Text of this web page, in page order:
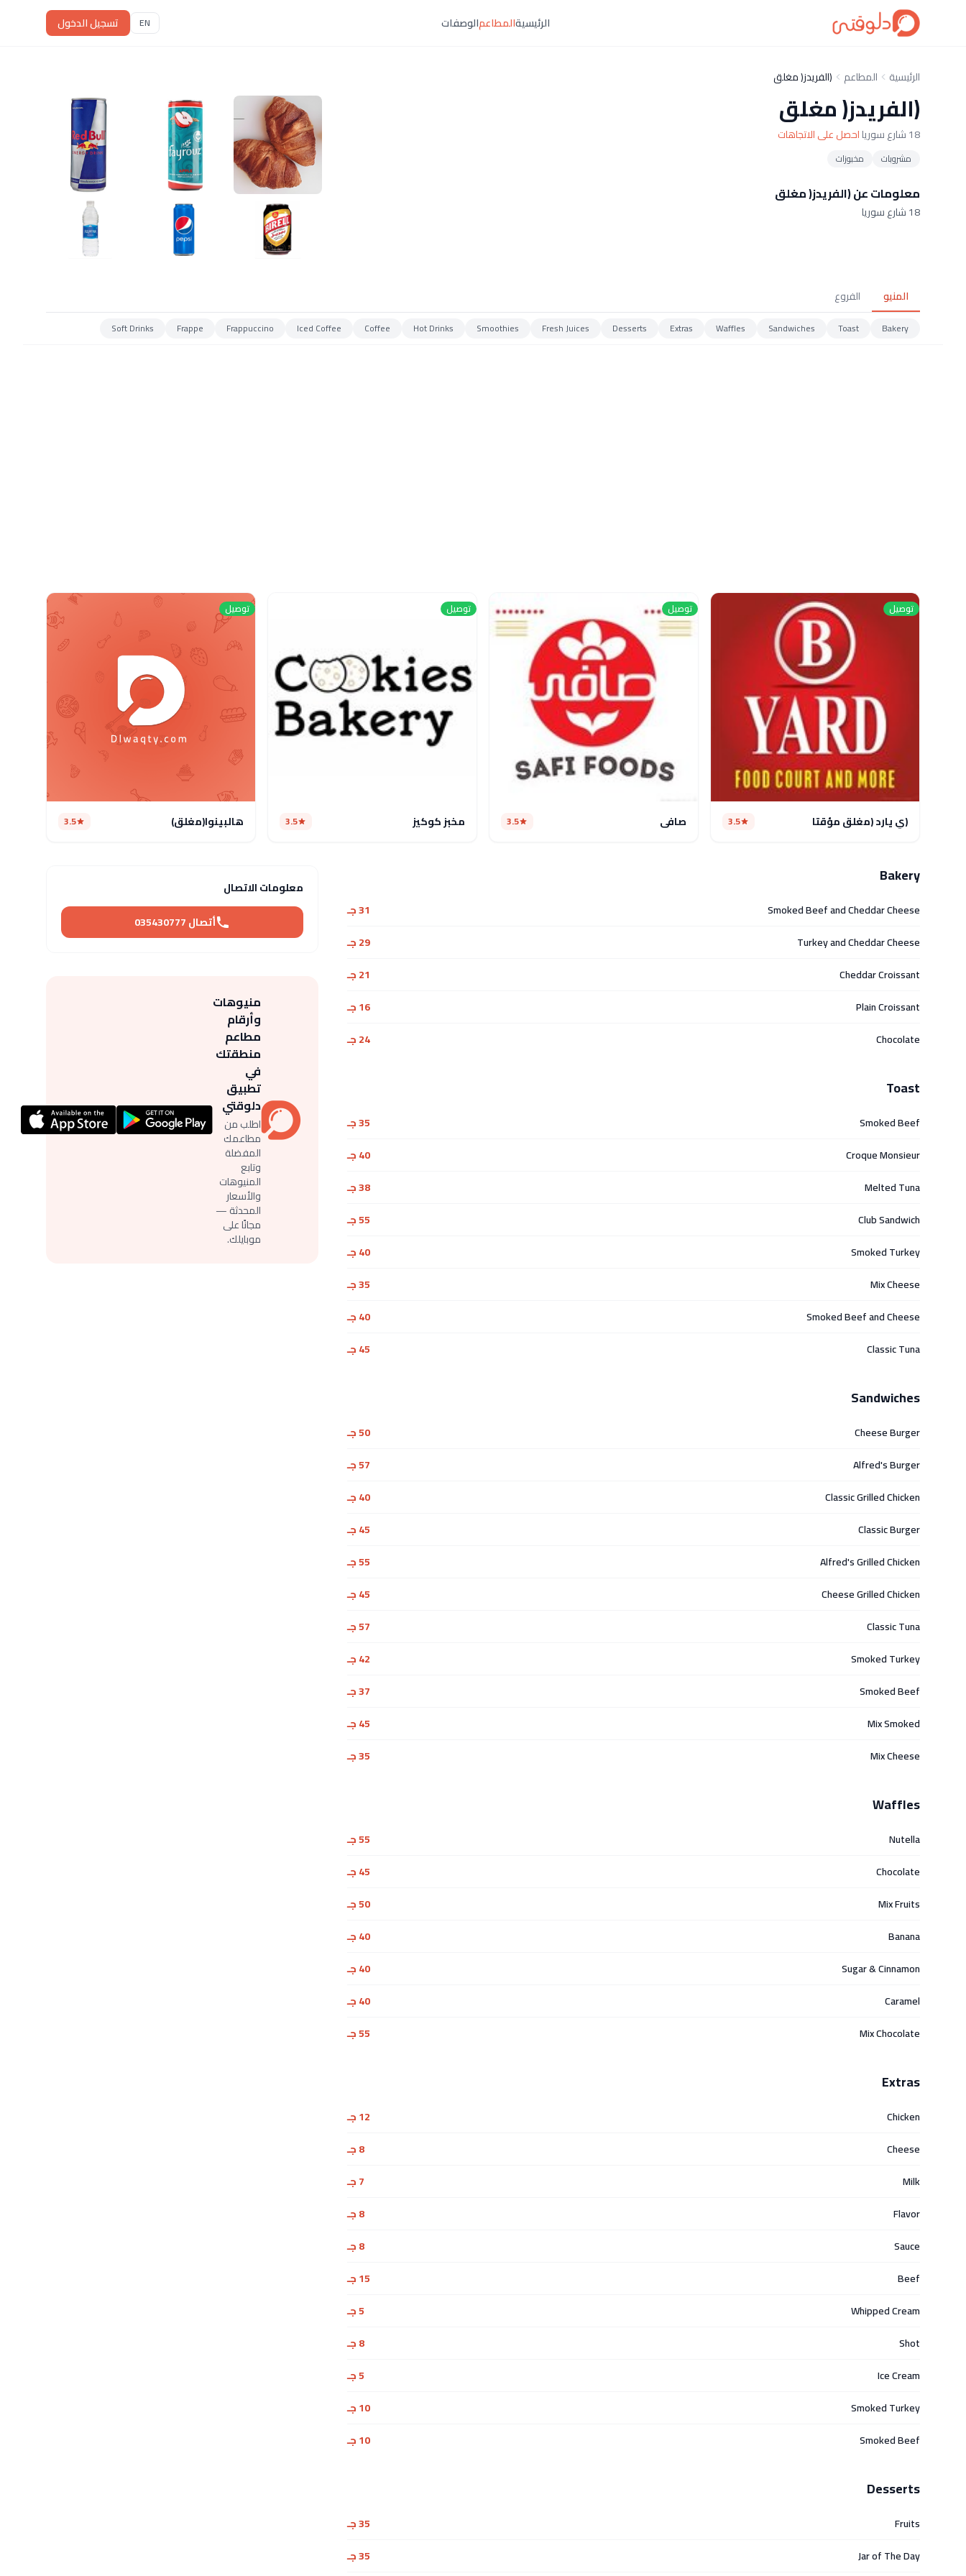
الرئيسيةالمطاعمالوصفات EN تسجيل الدخول
الرئيسية المطاعم (الفريدز( مغلق
(الفريدز( مغلق
18 شارع سوريا احصل على الاتجاهات
مشروبات مخبوزات
معلومات عن (الفريدز( مغلق
18 شارع سوريا
المنيو الفروع
Bakery
Toast
Sandwiches
Waffles
Extras
Desserts
Fresh Juices
Smoothies
Hot Drinks
Coffee
Iced Coffee
Frappuccino
Frappe
Soft Drinks
توصيل
(ي يارد (مغلق مؤقتا 3.5
توصيل
صافي 3.5
توصيل
مخبز كوكيز 3.5
توصيل
هالبينوا(مغلق) 3.5
Bakery
Smoked Beef and Cheddar Cheese
31 جـ
Turkey and Cheddar Cheese
29 جـ
Cheddar Croissant
21 جـ
Plain Croissant
16 جـ
Chocolate
24 جـ
Toast
Smoked Beef
35 جـ
Croque Monsieur
40 جـ
Melted Tuna
38 جـ
Club Sandwich
55 جـ
Smoked Turkey
40 جـ
Mix Cheese
35 جـ
Smoked Beef and Cheese
40 جـ
Classic Tuna
45 جـ
Sandwiches
Cheese Burger
50 جـ
Alfred's Burger
57 جـ
Classic Grilled Chicken
40 جـ
Classic Burger
45 جـ
Alfred's Grilled Chicken
55 جـ
Cheese Grilled Chicken
45 جـ
Classic Tuna
57 جـ
Smoked Turkey
42 جـ
Smoked Beef
37 جـ
Mix Smoked
45 جـ
Mix Cheese
35 جـ
Waffles
Nutella
55 جـ
Chocolate
45 جـ
Mix Fruits
50 جـ
Banana
40 جـ
Sugar & Cinnamon
40 جـ
Caramel
40 جـ
Mix Chocolate
55 جـ
Extras
Chicken
12 جـ
Cheese
8 جـ
Milk
7 جـ
Flavor
8 جـ
Sauce
8 جـ
Beef
15 جـ
Whipped Cream
5 جـ
Shot
8 جـ
Ice Cream
5 جـ
Smoked Turkey
10 جـ
Smoked Beef
10 جـ
Desserts
Fruits
35 جـ
Jar of The Day
35 جـ
معلومات الاتصال
أتصال 035430777
منيوهات
وأرقام
مطاعم
منطقتك
في
تطبيق
دلوقتي
اطلب من
مطاعمك
المفضلة
وتابع
المنيوهات
والأسعار
المحدثة —
مجانًا على
موبايلك.